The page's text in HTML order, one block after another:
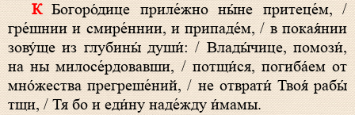
К Богоро́дице приле́жно ны́не притеце́м, /
гре́шнии и смире́ннии, и припаде́м, / в покая́нии
зову́ще из глубины́ души́: / Влады́чице, помози́,
на ны милосе́рдовавши, / потщи́ся, погибáем от
мно́жества прегреше́ний, / не отврати́ Твоя́ рабы́
тщи, / Тя бо и еди́ну наде́жду и́мамы.